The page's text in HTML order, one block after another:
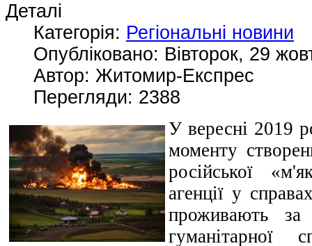
Деталі
Категорія: Регіональні новини
Опубліковано: Вівторок, 29
Автор: Житомир-Експрес
Перегляди: 2388
У вересні 2019
моменту
російської
агенції у
проживають за
гуманітарної